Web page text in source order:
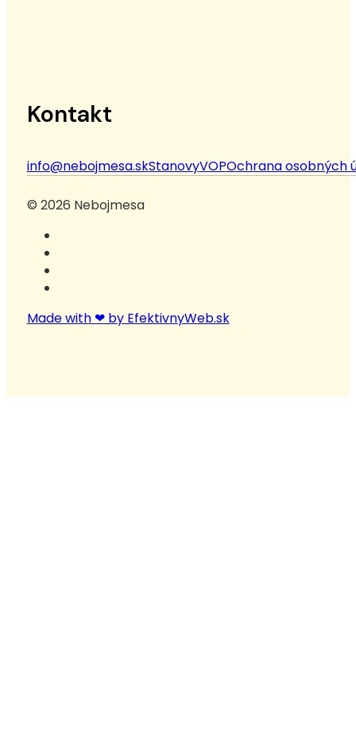
Kontakt
info@nebojmesa.skStanovyVOPOchrana osobných
© 2026 Nebojmesa
Made with ❤ by EfektivnyWeb.sk